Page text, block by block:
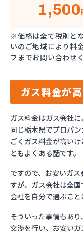
1,500
※価格は全て税別と
いのご地域により料
フまでお問い合わせ
ガス料金が
ガス料金はガス会社に
同じ栃木県でプロパ
ごくガス料金が高い
ともよくある話です。
ですので、お安いガ
すが、ガス会社は全
会社を自分で選ぶこと
そういった事情もあ
交渉を行い、お安い